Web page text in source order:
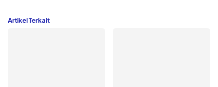
Artikel Terkait